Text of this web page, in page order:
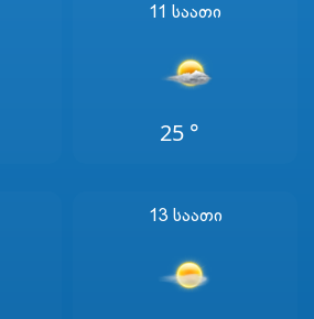
11 Საათი
25 °
13 Საათი